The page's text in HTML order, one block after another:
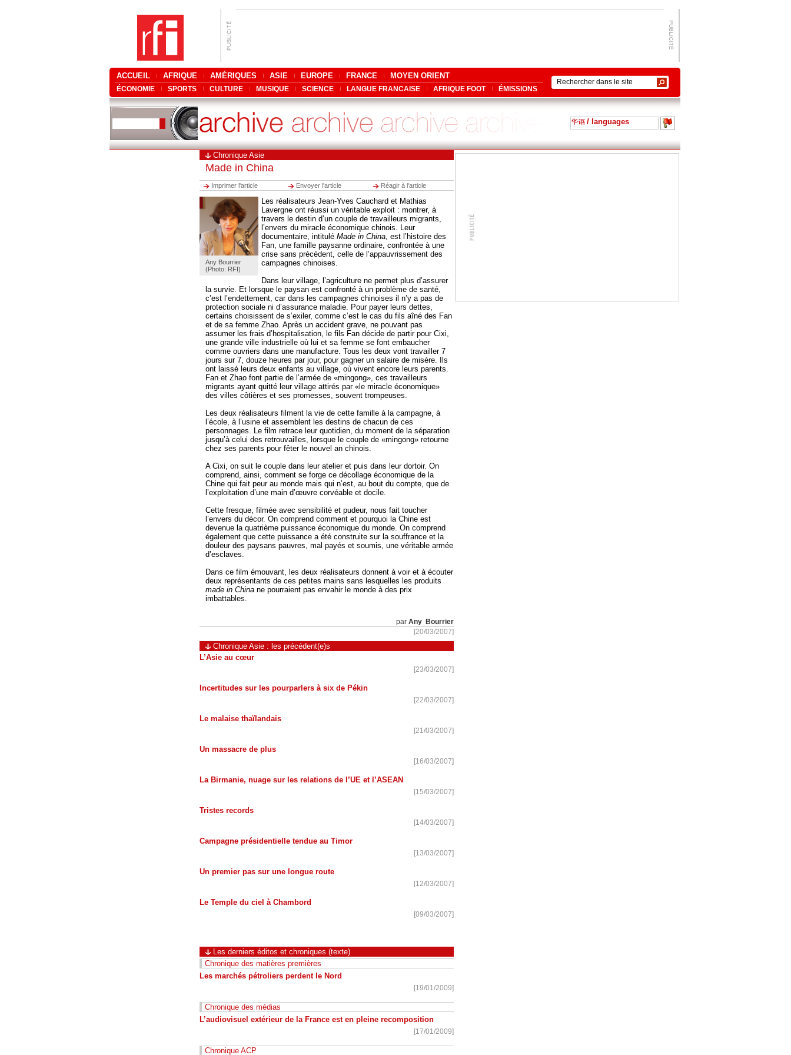
ACCUEIL AFRIQUE AMÉRIQUES ASIE EUROPE FRANCE MOYEN ORIENT
ÉCONOMIE SPORTS CULTURE MUSIQUE SCIENCE LANGUE FRANCAISE AFRIQUE FOOT ÉMISSIONS
/ languages
Chronique Asie
Made in China
Imprimer l'article Envoyer l'article Réagir à l'article
Any Bourrier
(Photo: RFI)
Les réalisateurs Jean-Yves Cauchard et Mathias
Lavergne ont réussi un véritable exploit : montrer, à
travers le destin d’un couple de travailleurs migrants,
l’envers du miracle économique chinois. Leur
documentaire, intitulé Made in China, est l’histoire des
Fan, une famille paysanne ordinaire, confrontée à une
crise sans précédent, celle de l’appauvrissement des
campagnes chinoises.
Dans leur village, l’agriculture ne permet plus d’assurer
la survie. Et lorsque le paysan est confronté à un problème de santé,
c’est l’endettement, car dans les campagnes chinoises il n’y a pas de
protection sociale ni d’assurance maladie. Pour payer leurs dettes,
certains choisissent de s’exiler, comme c’est le cas du fils aîné des Fan
et de sa femme Zhao. Après un accident grave, ne pouvant pas
assumer les frais d’hospitalisation, le fils Fan décide de partir pour Cixi,
une grande ville industrielle où lui et sa femme se font embaucher
comme ouvriers dans une manufacture. Tous les deux vont travailler 7
jours sur 7, douze heures par jour, pour gagner un salaire de misère. Ils
ont laissé leurs deux enfants au village, où vivent encore leurs parents.
Fan et Zhao font partie de l’armée de «mingong», ces travailleurs
migrants ayant quitté leur village attirés par «le miracle économique»
des villes côtières et ses promesses, souvent trompeuses.
Les deux réalisateurs filment la vie de cette famille à la campagne, à
l’école, à l’usine et assemblent les destins de chacun de ces
personnages. Le film retrace leur quotidien, du moment de la séparation
jusqu’à celui des retrouvailles, lorsque le couple de «mingong» retourne
chez ses parents pour fêter le nouvel an chinois.
A Cixi, on suit le couple dans leur atelier et puis dans leur dortoir. On
comprend, ainsi, comment se forge ce décollage économique de la
Chine qui fait peur au monde mais qui n’est, au bout du compte, que de
l’exploitation d’une main d’œuvre corvéable et docile.
Cette fresque, filmée avec sensibilité et pudeur, nous fait toucher
l’envers du décor. On comprend comment et pourquoi la Chine est
devenue la quatrième puissance économique du monde. On comprend
également que cette puissance a été construite sur la souffrance et la
douleur des paysans pauvres, mal payés et soumis, une véritable armée
d’esclaves.
Dans ce film émouvant, les deux réalisateurs donnent à voir et à écouter
deux représentants de ces petites mains sans lesquelles les produits
made in China ne pourraient pas envahir le monde à des prix
imbattables.
par Any Bourrier
[20/03/2007]
Chronique Asie : les précédent(e)s
L’Asie au cœur
[23/03/2007]
Incertitudes sur les pourparlers à six de Pékin
[22/03/2007]
Le malaise thaïlandais
[21/03/2007]
Un massacre de plus
[16/03/2007]
La Birmanie, nuage sur les relations de l’UE et l’ASEAN
[15/03/2007]
Tristes records
[14/03/2007]
Campagne présidentielle tendue au Timor
[13/03/2007]
Un premier pas sur une longue route
[12/03/2007]
Le Temple du ciel à Chambord
[09/03/2007]
Les derniers éditos et chroniques (texte)
Chronique des matières premières
Les marchés pétroliers perdent le Nord
[19/01/2009]
Chronique des médias
L’audiovisuel extérieur de la France est en pleine recomposition
[17/01/2009]
Chronique ACP